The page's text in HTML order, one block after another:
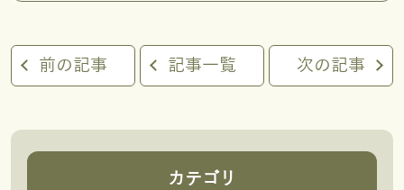
前の記事 記事一覧 次の記事
カテゴリ